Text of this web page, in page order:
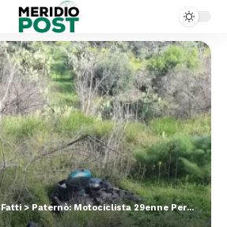
Fatti>Paternò: Motociclista 29enne Perde il Controllo e Finisce Fuori Strada